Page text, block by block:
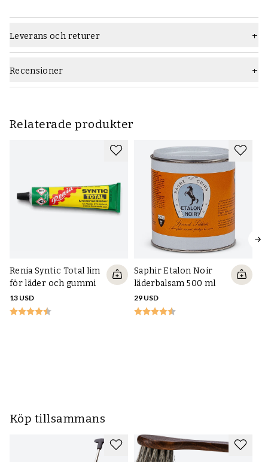
Leverans och returer
Recensioner
Relaterade produkter
Renia Syntic Total lim
för läder och gummi
13 USD
Saphir Etalon Noir
läderbalsam 500 ml
29 USD
Köp tillsammans